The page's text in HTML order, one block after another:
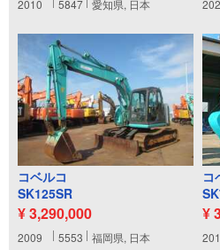
2010 5847 愛知県, 日本
コベルコ
SK125SR
¥ 3,290,000
2009 5553 福岡県, 日本
コ
¥